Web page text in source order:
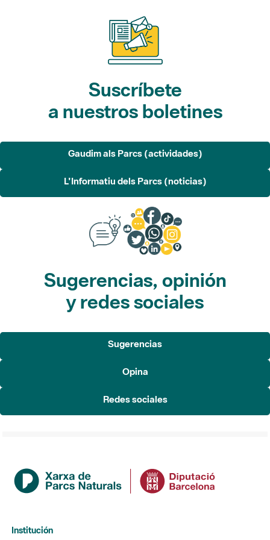
Suscríbete
a nuestros boletines
Gaudim als Parcs (actividades)
L'Informatiu dels Parcs (noticias)
Sugerencias, opinión
y redes sociales
Sugerencias
Opina
Redes sociales
Institución